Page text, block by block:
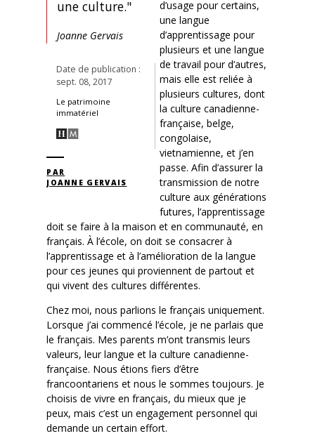
une culture."
Joanne Gervais
Date de publication :
sept. 08, 2017
Le patrimoine
immatériel
PAR
JOANNE GERVAIS
d’usage pour certains,
une langue
d’apprentissage pour
plusieurs et une langue
de travail pour d’autres,
mais elle est reliée à
plusieurs cultures, dont
la culture canadienne-
française, belge,
congolaise,
vietnamienne, et j’en
passe. Afin d’assurer la
transmission de notre
culture aux générations
futures, l’apprentissage
doit se faire à la maison et en communauté, en
français. À l’école, on doit se consacrer à
l’apprentissage et à l’amélioration de la langue
pour ces jeunes qui proviennent de partout et
qui vivent des cultures différentes.
Chez moi, nous parlions le français uniquement.
Lorsque j’ai commencé l’école, je ne parlais que
le français. Mes parents m’ont transmis leurs
valeurs, leur langue et la culture canadienne-
française. Nous étions fiers d’être
francoontariens et nous le sommes toujours. Je
choisis de vivre en français, du mieux que je
peux, mais c’est un engagement personnel qui
demande un certain effort.